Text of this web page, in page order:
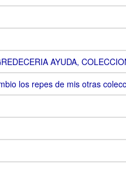
AYUDA,
los repes de mis otras